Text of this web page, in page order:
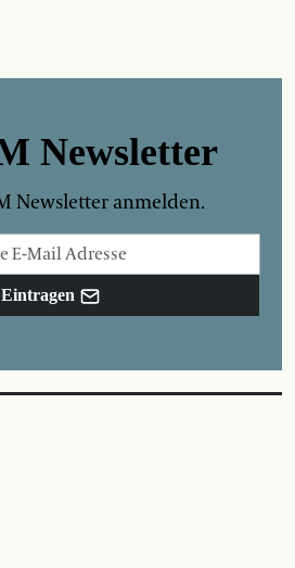
Newsletter
Newsletter anmelden.
Eintragen